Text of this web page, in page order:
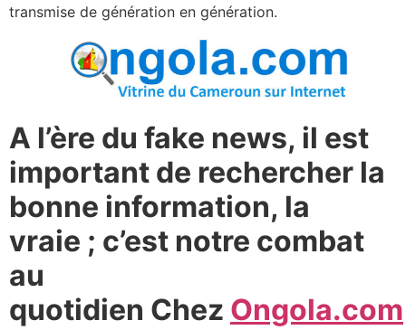
transmise de génération en génération.
A l’ère du fake news, il est
important de rechercher la
bonne information, la
vraie ; c’est notre combat
au
quotidien Chez Ongola.com